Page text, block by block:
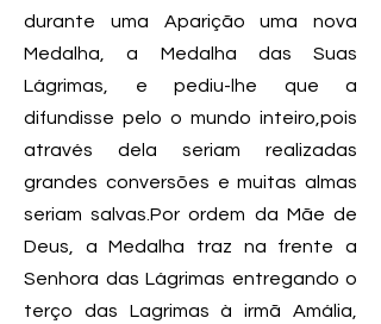
durante uma Aparição uma nova
Medalha, a Medalha das Suas
Lágrimas, e pediu-lhe que a
difundisse pelo o mundo inteiro,pois
através dela seriam realizadas
grandes conversões e muitas almas
seriam salvas.Por ordem da Mãe de
Deus, a Medalha traz na frente a
Senhora das Lágrimas entregando o
terço das Lagrimas à irmã Amália,